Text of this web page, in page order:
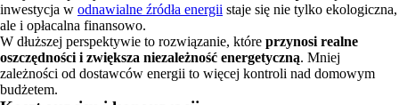
inwestycja w odnawialne źródła energii staje się nie tylko ekologiczna,
ale i opłacalna finansowo.
W dłuższej perspektywie to rozwiązanie, które przynosi realne
oszczędności i zwiększa niezależność energetyczną. Mniej
zależności od dostawców energii to więcej kontroli nad domowym
budżetem.